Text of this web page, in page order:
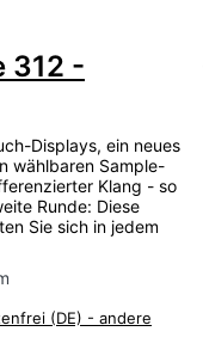
312 -
Displays, ein neues
wählbaren Sample-
Klang - so
Runde: Diese
Sie sich in jedem
(DE) - andere